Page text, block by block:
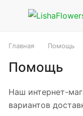
Главная Помощь
Помощь
Наш интернет-
вариантов